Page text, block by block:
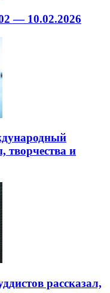
— 10.02.2026
творчества и
рассказал,